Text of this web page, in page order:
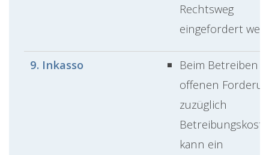
Rechtsweg
eingefordert
9. Inkasso
Beim Betreiben
offenen
zuzüglich
kann ein